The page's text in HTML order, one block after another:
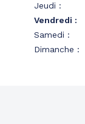
Jeudi :
Vendredi :
Samedi :
Dimanche :